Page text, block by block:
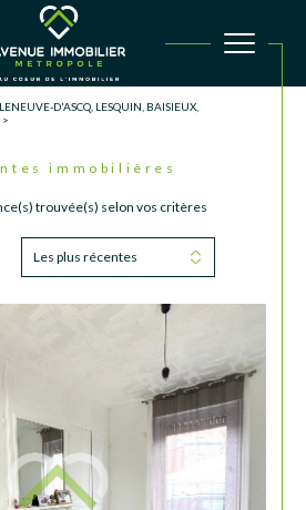
D'ASCQ, LESQUIN, BAISIEUX,
immobilières
trouvée(s) selon vos critères
Les plus récentes